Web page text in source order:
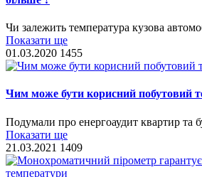
Чи залежить температура кузова
Показати ще
01.03.2020 1455
Чим може бути корисний побутовий
Подумали про енергоаудит квартир та
Показати ще
21.03.2021 1409